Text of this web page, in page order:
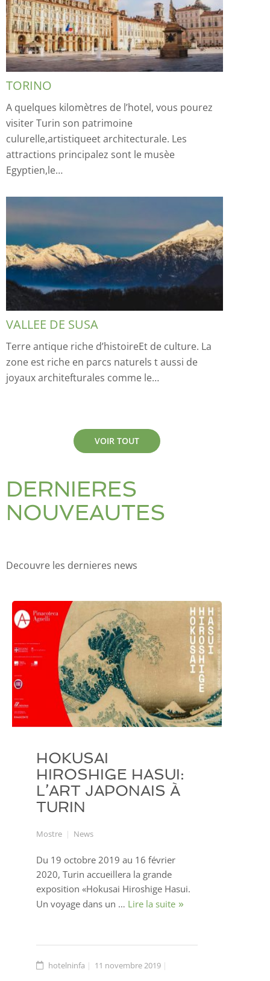
TORINO
A quelques kilomètres de l’hotel, vous pourez
visiter Turin son patrimoine
culurelle,artistiqueet architecturale. Les
attractions principalez sont le musèe
Egyptien,le…
VALLEE DE SUSA
Terre antique riche d’histoireEt de culture. La
zone est riche en parcs naturels t aussi de
joyaux architefturales comme le…
VOIR TOUT
DERNIERES
NOUVEAUTES
Decouvre les dernieres news
HOKUSAI
HIROSHIGE HASUI:
L’ART JAPONAIS À
TURIN
Mostre News
Du 19 octobre 2019 au 16 février
2020, Turin accueillera la grande
exposition «Hokusai Hiroshige Hasui.
Un voyage dans un … Lire la suite
hotelninfa 11 novembre 2019